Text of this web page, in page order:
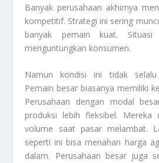
Banyak perusahaan akhirnya
kompetitif. Strategi ini sering
banyak pemain kuat.
menguntungkan konsumen.
Namun kondisi ini tidak selalu
Pemain besar biasanya memiliki
Perusahaan dengan modal
produksi lebih fleksibel. Mereka
volume saat pasar melambat.
seperti ini bisa menahan harga
dalam. Perusahaan besar juga